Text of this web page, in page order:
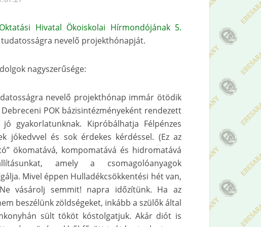
Oktatási Hivatal Ökoiskolai Hírmondójának 5.
nevelő projekthónapját.
nagyszerűsége:
nevelő projekthónap immár ötödik
POK bázisintézményeként rendezett
gyakorlatunknak. Kipróbálhatja Félpénzes
jókedvvel és sok érdekes kérdéssel. (Ez az
ökomatává, kompomatává és hidromatává
amely a csomagolóanyagok
Mivel éppen Hulladékcsökkentési hét van,
vásárolj semmit! napra időzítünk. Ha az
beszélünk zöldségeket, inkább a szülők által
sült tököt kóstolgatjuk. Akár diót is